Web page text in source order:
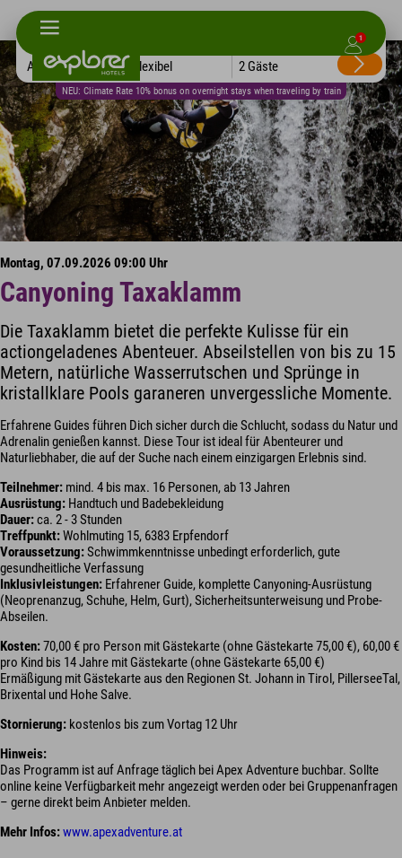
1
NEU: Climate Rate 10% bonus on overnight stays when traveling by train
Alle Hotels Flexibel 2 Gäste
Montag, 07.09.2026 09:00 Uhr
Canyoning Taxaklamm
Die Taxaklamm bietet die perfekte Kulisse für ein
actiongeladenes Abenteuer. Abseilstellen von bis zu 15
Metern, natürliche Wasserrutschen und Sprünge in
kristallklare Pools garaneren unvergessliche Momente.
Erfahrene Guides führen Dich sicher durch die Schlucht, sodass du Natur und
Adrenalin genießen kannst. Diese Tour ist ideal für Abenteurer und
Naturliebhaber, die auf der Suche nach einem einzigargen Erlebnis sind.
Teilnehmer: mind. 4 bis max. 16 Personen, ab 13 Jahren
Ausrüstung: Handtuch und Badebekleidung
Dauer:ca. 2 - 3 Stunden
Treffpunkt:Wohlmuting 15, 6383 Erpfendorf
Voraussetzung:Schwimmkenntnisse unbedingt erforderlich, gute
gesundheitliche Verfassung
Inklusivleistungen: Erfahrener Guide, komplette Canyoning-Ausrüstung
(Neoprenanzug, Schuhe, Helm, Gurt), Sicherheitsunterweisung und Probe-
Abseilen.
Kosten:70,00 € pro Person mit Gästekarte (ohne Gästekarte 75,00 €), 60,00 €
pro Kind bis 14 Jahre mit Gästekarte (ohne Gästekarte 65,00 €)
Ermäßigung mit Gästekarte aus den Regionen St. Johann in Tirol, PillerseeTal,
Brixental und Hohe Salve.
Stornierung: kostenlos bis zum Vortag 12 Uhr
Hinweis:
Das Programm ist auf Anfrage täglich bei Apex Adventure buchbar. Sollte
online keine Verfügbarkeit mehr angezeigt werden oder bei Gruppenanfragen
– gerne direkt beim Anbieter melden.
Mehr Infos:www.apexadventure.at